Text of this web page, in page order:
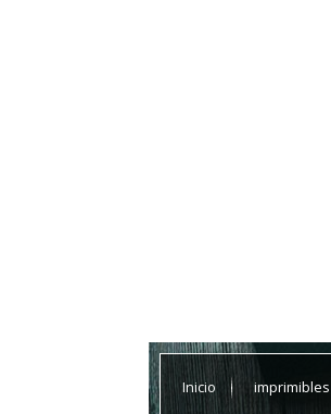
Inicio imprimibles